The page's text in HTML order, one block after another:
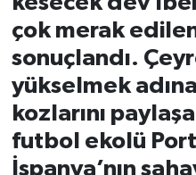
çok merak
sonuçlandı.
yükselmek
kozlarını
futbol ekolü
İspanya’nın
İvrindi
KENT GÜNDEMİ
Kepsut